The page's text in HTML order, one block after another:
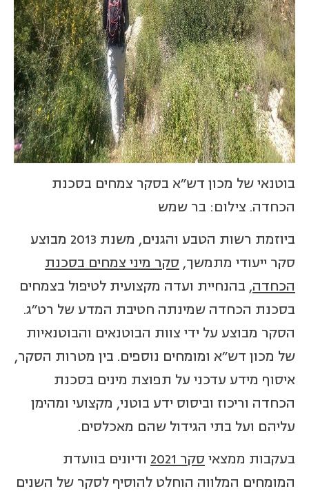
בוטנאי של מכון דש"א בסקר צמחים בסכנת
הכחדה. צילום: בר שמש
ביוזמת רשות הטבע והגנים, משנת 2013 מבוצע
סקר ייעודי מתמשך, סקר מיני צמחים בסכנת
הכחדה, בהנחיית ועדה מקצועית לטיפול בצמחים
בסכנת הכחדה שמינתה חטיבת המדע של רט"ג.
הסקר מבוצע על ידי צוות הבוטנאים והבוטנאיות
של מכון דש"א ומומחים נוספים. בין מטרות הסקר,
איסוף מידע עדכני על תפוצת מינים בסכנת
הכחדה וריכוז וביסוס ידע בוטני, מקצועי ומהימן
עליהם ועל בתי הגידול שהם מאכלסים.
בעקבות ממצאי סקר 2021
ודיונים בוועדת
המומחים המלווה הוחלט להוסיף לסקר של השנים